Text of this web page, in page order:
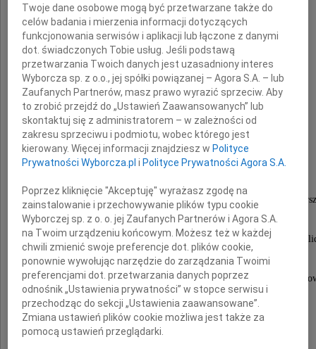
iż w dniu 3 sierpnia 2009 roku
odszedł od nas nasz Kolega i Przyjaciel
Jacek Gąsiorowski
Wieloletni działacz NSZZ "Solidarność" Huty
oraz Regionu Mazowsze.
Przewodniczący Komisji Międzyzakładowej NSZZ
obecnej Huty ArcelorMittal Warszawa.
W latach 1998-2003 Przewodniczący Regionu
członek Rady Sekcji Krajowej Hutnictwa,
oraz przedstawiciel Huty ArcelorMittal
w Europejskiej Radzie Zakładowej.
Twoje dane osobowe mogą być przetwarzane także do
celów badania i mierzenia informacji dotyczących
funkcjonowania serwisów i aplikacji lub łączone z danymi
dot. świadczonych Tobie usług. Jeśli podstawą
przetwarzania Twoich danych jest uzasadniony interes
Wyborcza sp. z o.o., jej spółki powiązanej – Agora S.A. – lub
Zaufanych Partnerów, masz prawo wyrazić sprzeciw. Aby
to zrobić przejdź do „Ustawień Zaawansowanych” lub
skontaktuj się z administratorem – w zależności od
zakresu sprzeciwu i podmiotu, wobec którego jest
kierowany. Więcej informacji znajdziesz w Polityce
Prywatności Wyborcza.pl i Polityce Prywatności Agora S.A.
Poprzez kliknięcie "Akceptuję" wyrażasz zgodę na
zainstalowanie i przechowywanie plików typu cookie
Wyborczej sp. z o. o. jej Zaufanych Partnerów i Agora S.A.
na Twoim urządzeniu końcowym. Możesz też w każdej
chwili zmienić swoje preferencje dot. plików cookie,
ponownie wywołując narzędzie do zarządzania Twoimi
preferencjami dot. przetwarzania danych poprzez
odnośnik „Ustawienia prywatności” w stopce serwisu i
przechodząc do sekcji „Ustawienia zaawansowane”.
Zmiana ustawień plików cookie możliwa jest także za
pomocą ustawień przeglądarki.